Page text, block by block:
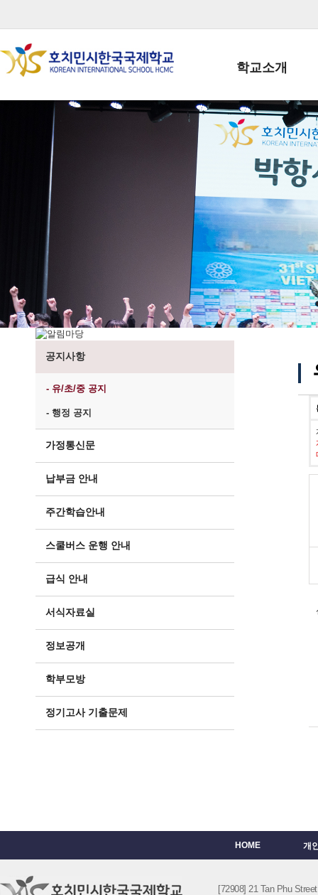
학교소개
학교장인사말
학생회장인사말
학교상징
학교 CI
교직원현황
학생현황
위치/전화
전경사진
공지사항
- 유/초/중 공지
- 행정 공지
가정통신문
납부금 안내
주간학습안내
스쿨버스 운행 안내
급식 안내
서식자료실
정보공개
학부모방
정기고사 기출문제
HOME 개
[72908] 21 Tan Phu